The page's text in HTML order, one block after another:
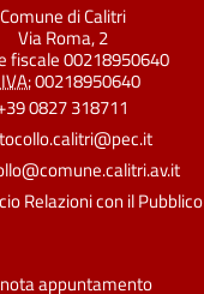
Comune di Calitri
Via Roma, 2
fiscale 00218950640
00218950640
0827 318711
Relazioni con il Pubblico
appuntamento